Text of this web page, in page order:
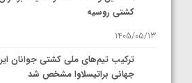
کشتی روسیه
1405/05/13
ترکیب تیم‌های ملی کشتی جوانان
جهانی براتیسلاوا مشخص شد